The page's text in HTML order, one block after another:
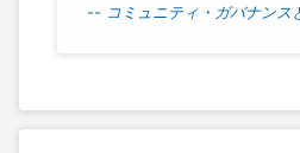
-- コミュニティ・ガバナンス